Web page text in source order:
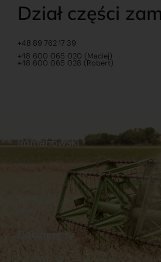
Dział części
+48 89 762 17 39
+48 600 065 020 (Maciej)
+48 600 065 028 (Robert)
Dokumenty
Regulamin
Romanowski
Sklep internetowy
Praca